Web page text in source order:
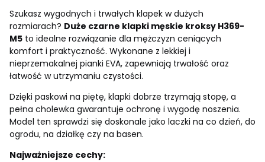
Szukasz wygodnych i trwałych klapek w dużych
rozmiarach? Duże czarne klapki męskie kroksy H369-
M5 to idealne rozwiązanie dla mężczyzn ceniących
komfort i praktyczność. Wykonane z lekkiej i
nieprzemakalnej pianki EVA, zapewniają trwałość oraz
łatwość w utrzymaniu czystości.
Dzięki paskowi na piętę, klapki dobrze trzymają stopę, a
pełna cholewka gwarantuje ochronę i wygodę noszenia.
Model ten sprawdzi się doskonale jako laczki na co dzień, do
ogrodu, na działkę czy na basen.
Najważniejsze cechy: